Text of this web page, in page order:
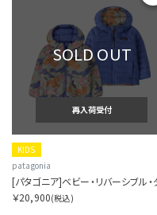
SOLD OUT
再入荷受付
KIDS
patagonia
￥20,900(税込)